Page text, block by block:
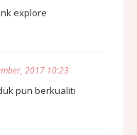
explore
2017 10:23
pun berkualiti